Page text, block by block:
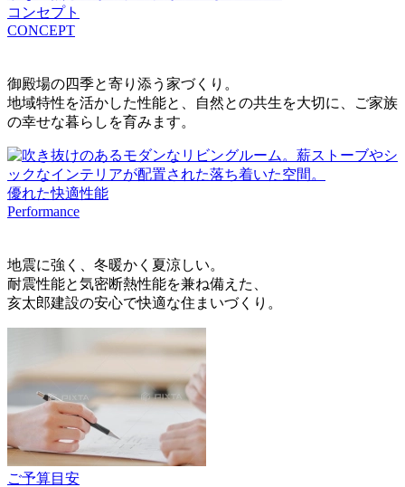
コンセプト
CONCEPT
御殿場の四季と寄り添う家づくり。
地域特性を活かした性能と、自然との共生を大切に、ご家族
の幸せな暮らしを育みます。
優れた快適性能
Performance
地震に強く、冬暖かく夏涼しい。
耐震性能と気密断熱性能を兼ね備えた、
亥太郎建設の安心で快適な住まいづくり。
ご予算目安